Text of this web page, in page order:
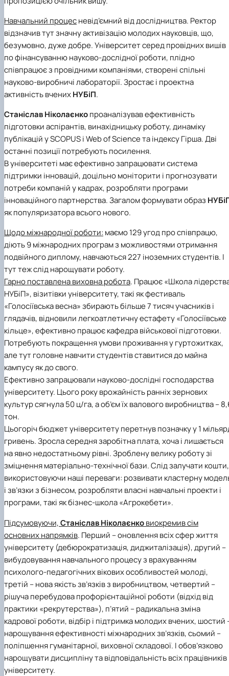
Навчальний процесневід’ємний від дослідництва. Ректор
відзначив тут значну активізацію молодих науковців, що,
безумовно, дуже добре. Університет серед провідних вишів
по фінансуванню науково-дослідної роботи, плідно
співпрацює з провідними компаніями, створені спільні
науково-виробничі лабораторії. Зростає і проектна
активність вченихНУБіП.
Станіслав Ніколаєнкопроаналізував ефективність
підготовки аспірантів, винахідницьку роботу, динаміку
публікацій у SCOPUS і Web of Science та індексу Гірша. Дві
останні позиції потребують посилення.
В університеті має ефективно запрацювати система
підтримки інновацій, доцільно моніторити і прогнозувати
потреби компаній у кадрах, розробляти програми
інноваційного партнерства. Загалом формувати образ
як популяризатора всього нового.
Щодо міжнародної роботи: маємо 129 угод про співпрацю,
діють 9 міжнародних програм з можливостями отримання
подвійного диплому, навчаються 227 іноземних студентів. І
тут теж слід нарощувати роботу.
Гарно поставлена виховна робота. Працює «Школа
НУБіП», візитівки університету, такі як фестиваль
«Голосіївська весна» збирають більше 7 тисяч учасників і
глядачів, відновили легкоатлетичну естафету «Голосіївське
кільце», ефективно працює кафедра військової підготовки.
Потребують покращення умови проживання у гуртожитках,
але тут головне навчити студентів ставитися до майна
кампусу як до свого.
Ефективно запрацювали науково-дослідні господарства
університету. Цього року врожайність ранніх зернових
культур сягнула 50 ц/га, а об’єм їх валового виробництва –
тон.
Цьогоріч бюджет університету перетнув позначку у 1
гривень. Зросла середня заробітна плата, хоча і лишається
на явно недостатньому рівні. Зроблену велику роботу зі
зміцнення матеріально-технічної бази. Слід залучати кошти,
використовуючи наші переваги: розвивати кластерну
і зв’язки з бізнесом, розробляти власні навчальні проекти і
програми, такі як бізнес-школа «Агрокебети».
Підсумовуючи,Станіслав Ніколаєнковиокремив сім
основних напрямків. Перший – оновлення всіх сфер життя
університету (дебюрократизація, диджиталізація), другий –
вибудовування навчального процесу з врахуванням
психолого-педагогічних вікових особливостей молоді,
третій – нова якість зв’язків з виробництвом, четвертий –
рішуча перебудова профорієнтаційної роботи (відхід від
практики «рекрутерства»), п’ятий – радикальна зміна
кадрової роботи, відбір і підтримка молодих вчених, шостий
нарощування ефективності міжнародних зв’язків, сьомий –
поліпшення гуманітарної, виховної складової. І обов’язково
нарощувати дисципліну та відповідальність всіх працівників
університету.